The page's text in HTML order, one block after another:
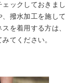
ックしておきまし
、撥水加工を施して
を着用する方は、
てください。